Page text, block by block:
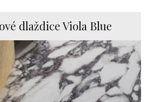
dlaždice Viola Blue